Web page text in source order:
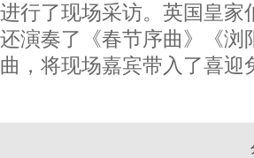
行了现场采访。英国皇家
演奏了《春节序曲》《浏
，将现场嘉宾带入了喜迎